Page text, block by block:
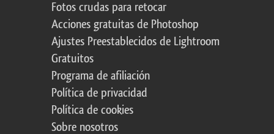
Fotos crudas para retocar
Acciones gratuitas de Photoshop
Ajustes Preestablecidos de Lightroom
Gratuitos
Programa de afiliación
Política de privacidad
Política de cookies
Sobre nosotros